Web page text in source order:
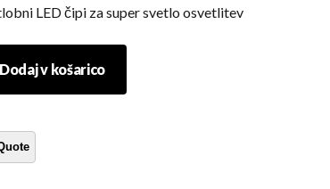
LED čipi za super svetlo osvetlitev
Dodaj v košarico